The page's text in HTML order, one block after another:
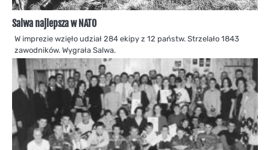
Salwa najlepsza w NATO
W imprezie wzięło udział 284 ekipy z 12 państw. Strzelało 1843
zawodników. Wygrała Salwa.